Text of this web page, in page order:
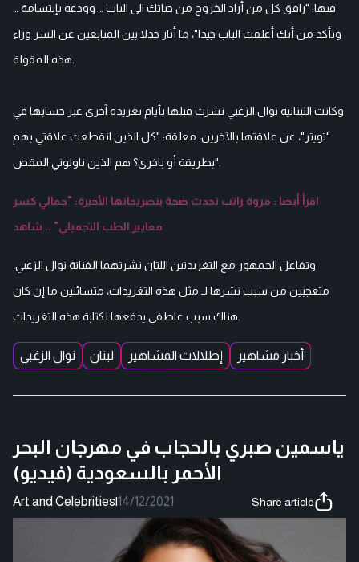
فيها: "رافق كل من أراد الخروج من حياتك الى الباب … وودعه بإبتسامة …
وتأكد من أنك أغلقت الباب جيدا"، ما أثار جدلا بين المتابعين عن السر وراء
وكانت اللبنانية نوال الزغبي نشرت قبلها بأيام تغريدة آخرى عبر حسابها في
"تويتر"، عن علاقتها بالآخرين، معلقة: "كل الذين انقطعت علاقتي بهم
بطريقة أو باخرى؟ هم الذين ناولوني المقص".
اقرأ أيضا : مروة راتب تحدث ضجة بتصريحاتها الأخيرة: "جمالي كسر
معايير الطب التجميلي" .. شاهد
وتفاعل الجمهور مع التغريدتين اللتان نشرتهما الفنانة نوال الزغبي،
متعجبين من سبب نشرها لـ مثل هذه التغريدات، متسائلين ما إن كان
نوال الزغبي لبنان إطلالات المشاهير أخبار مشاهير
ياسمين صبري بالحجاب في مهرجان البحر
الأحمر بالسعودية (فيديو)
Art and Celebrities|14/12/2021 Share article